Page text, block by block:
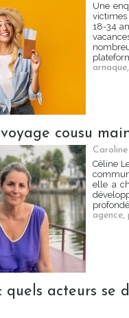
Une
victimes
18-34
arnaque,
cousu
Céline
elle a
agence,
quels acteurs se